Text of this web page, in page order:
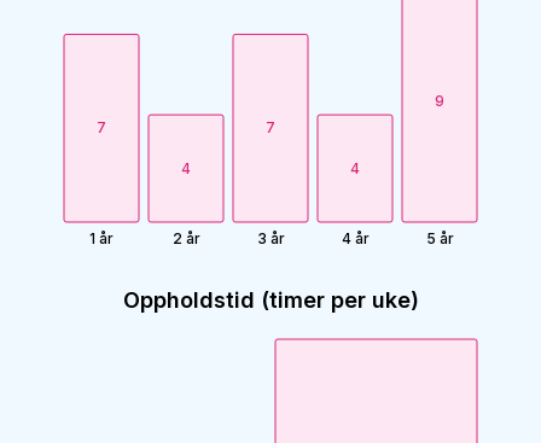
7
1 år
4
2 år
7
3 år
4
4 år
9
5 år
Oppholdstid (timer per uke)